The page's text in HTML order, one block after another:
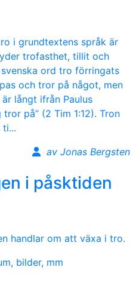
i grundtextens språk är
trofasthet, tillit och
ord tro förringats
och tror på något, men
långt ifrån Paulus
på” (2 Tim 1:12). Tron
av Jonas Bergsten
i påsktiden
handlar om att växa i tro.
bilder, mm